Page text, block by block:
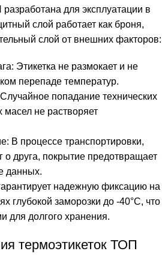
для эксплуатации в
слой работает как броня,
слой от внешних факторов:
Этикетка не размокает и не
перепаде температур.
попадание технических
не растворяет
В процессе транспортировки,
о друга, покрытие предотвращает
данных.
надежную фиксацию на
глубокой заморозки до -40°C, что
для долгого хранения.
термоэтикеток ТОП